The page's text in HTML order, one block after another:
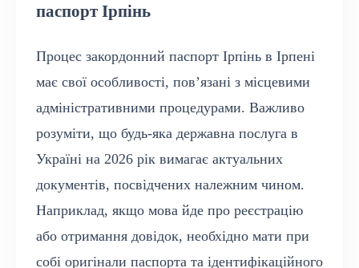
паспорт Ірпінь
Процес закордонний паспорт Ірпінь в Ірпені
має свої особливості, пов’язані з місцевими
адміністративними процедурами. Важливо
розуміти, що будь-яка державна послуга в
Україні на 2026 рік вимагає актуальних
документів, посвідчених належним чином.
Наприклад, якщо мова йде про реєстрацію
або отримання довідок, необхідно мати при
собі оригінали паспорта та ідентифікаційного